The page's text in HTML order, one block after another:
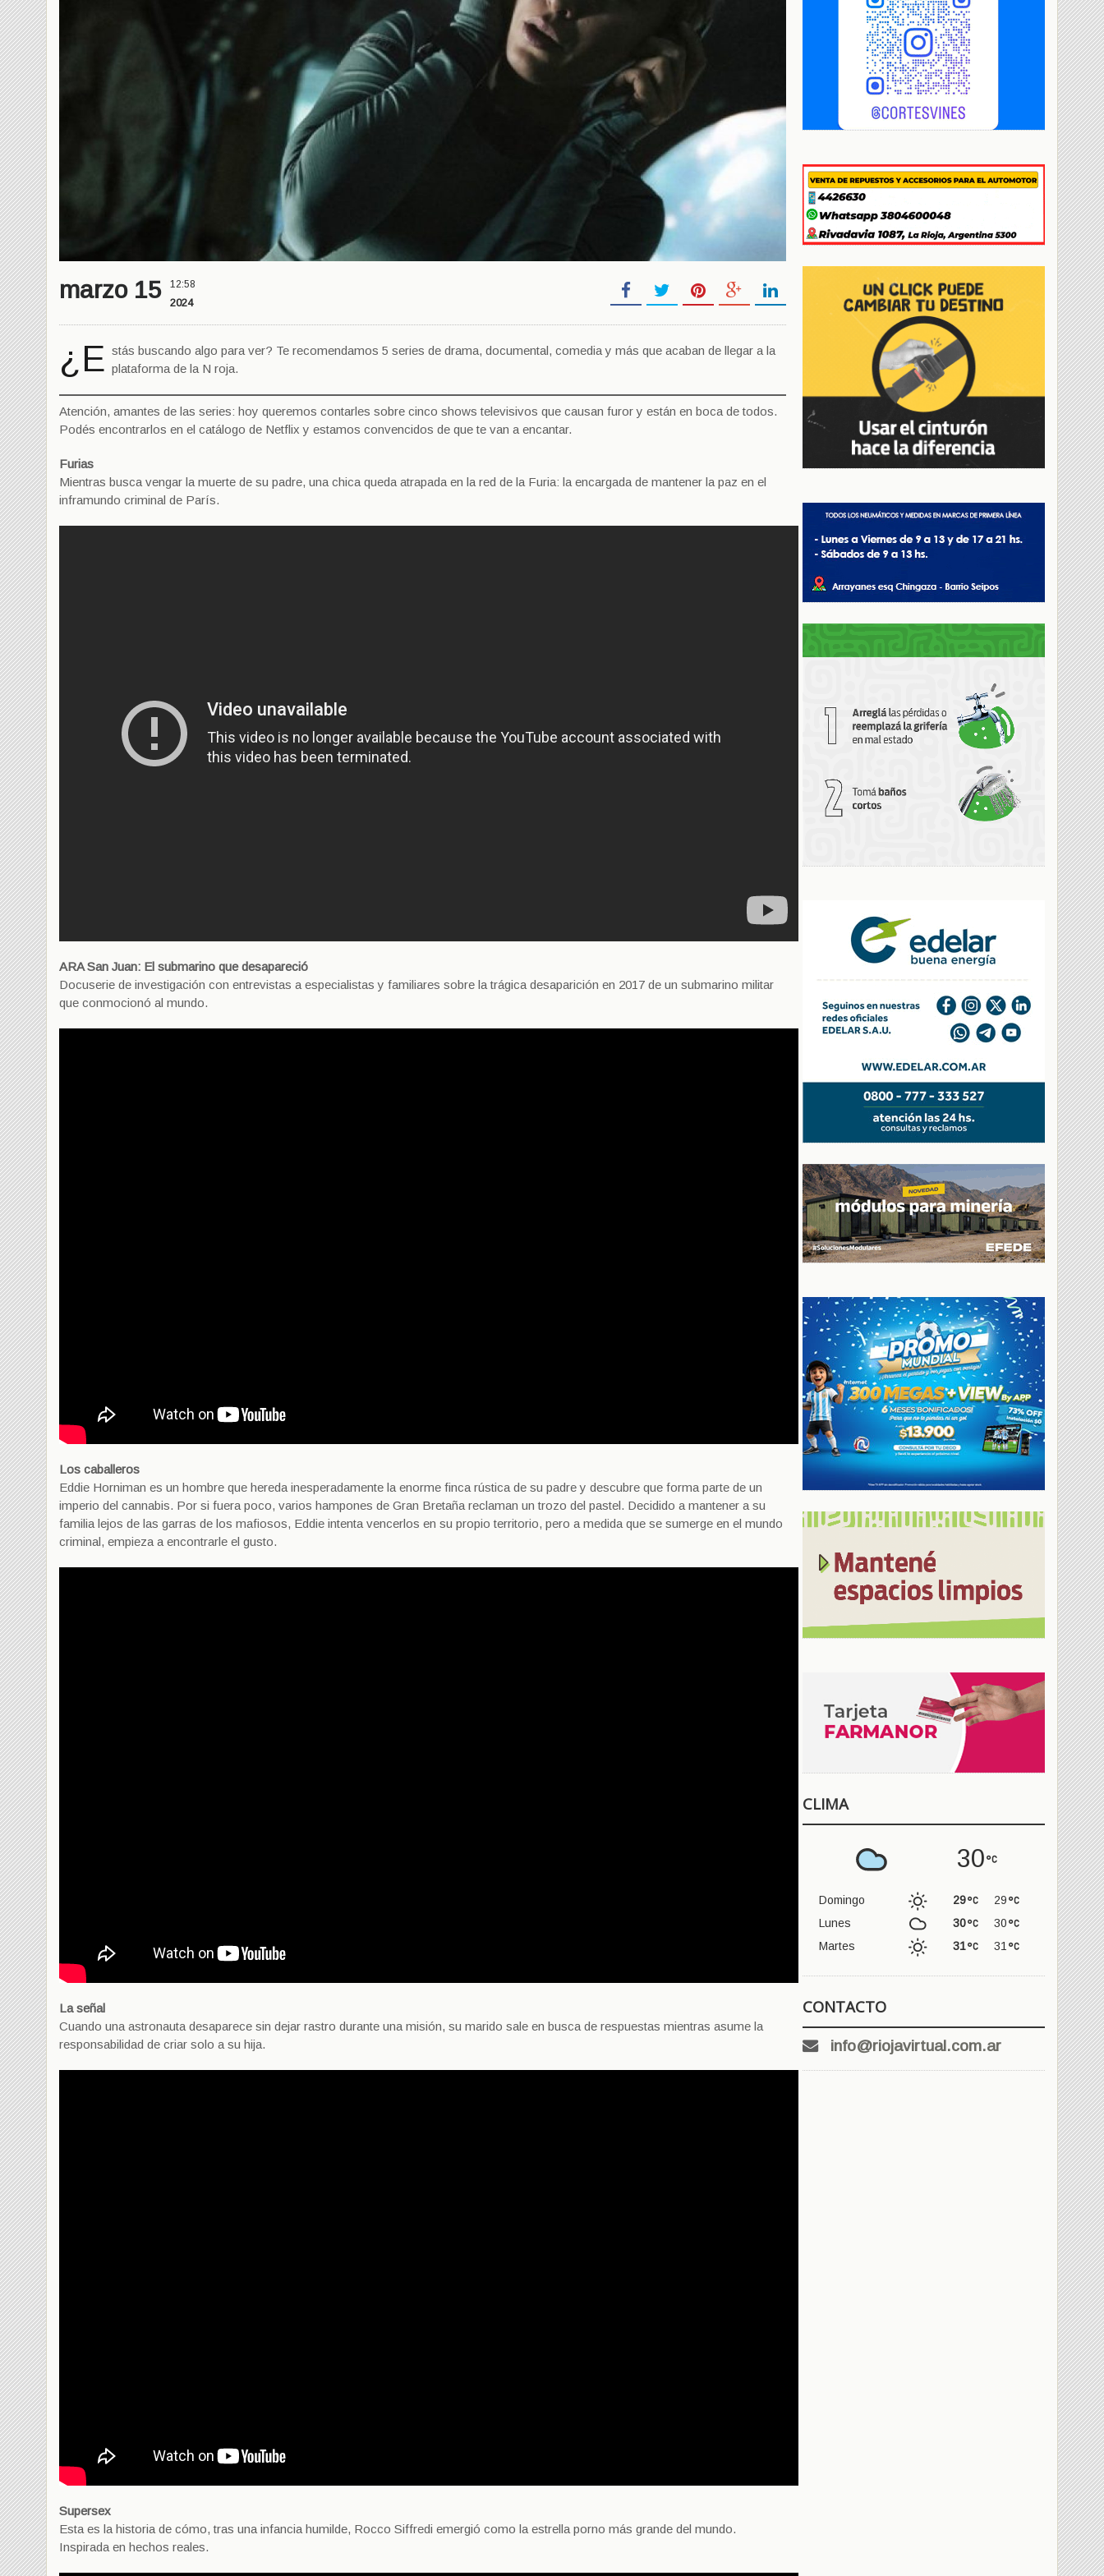
marzo 15 12:58
2024
¿E stás buscando algo para ver? Te recomendamos 5 series de drama, documental, comedia y más que acaban de llegar a la
plataforma de la N roja.
Atención, amantes de las series: hoy queremos contarles sobre cinco shows televisivos que causan furor y están en boca de todos.
Podés encontrarlos en el catálogo de Netflix y estamos convencidos de que te van a encantar.
Furias
Mientras busca vengar la muerte de su padre, una chica queda atrapada en la red de la Furia: la encargada de mantener la paz en el
inframundo criminal de París.
ARA San Juan: El submarino que desapareció
Docuserie de investigación con entrevistas a especialistas y familiares sobre la trágica desaparición en 2017 de un submarino militar
que conmocionó al mundo.
Los caballeros
Eddie Horniman es un hombre que hereda inesperadamente la enorme finca rústica de su padre y descubre que forma parte de un
imperio del cannabis. Por si fuera poco, varios hampones de Gran Bretaña reclaman un trozo del pastel. Decidido a mantener a su
familia lejos de las garras de los mafiosos, Eddie intenta vencerlos en su propio territorio, pero a medida que se sumerge en el mundo
criminal, empieza a encontrarle el gusto.
La señal
Cuando una astronauta desaparece sin dejar rastro durante una misión, su marido sale en busca de respuestas mientras asume la
responsabilidad de criar solo a su hija.
Supersex
Esta es la historia de cómo, tras una infancia humilde, Rocco Siffredi emergió como la estrella porno más grande del mundo.
Inspirada en hechos reales.
CLIMA
30
Domingo 29
29
Lunes
30
30
Martes
31
31
CONTACTO
info@riojavirtual.com.ar